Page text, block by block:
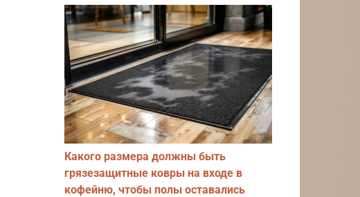
Какого размера должны быть
грязезащитные ковры на входе в
кофейню, чтобы полы оставались